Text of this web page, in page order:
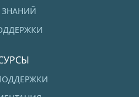
ЗНАНИЙ